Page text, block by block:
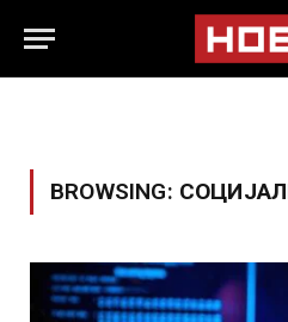
BROWSING: